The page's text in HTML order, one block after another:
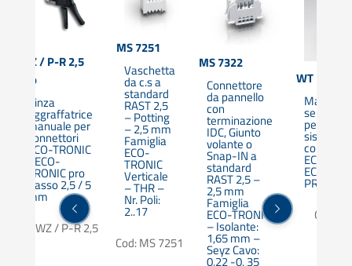
WZ / P-R 2,5
pro
Pinza
aggraffatrice
manuale per
connettori
ECO-TRONIC
/ ECO-
TRONIC pro
Passo 2,5 / 5
mm
Cod: WZ / P-R 2,5
MS 7251
Vaschetta
da c.s a
standard
RAST 2,5
– Potting
– 2,5 mm
Famiglia
ECO-
TRONIC
Verticale
– THR –
Nr. Poli:
2..17
Cod: MS 7251
MS 7322
Connettore
da pannello
con
terminazione
IDC, Giunto
volante o
Snap-IN a
standard
RAST 2,5 –
2,5 mm
Famiglia
ECO-TRONIC
– Isolante:
1,65 mm –
Seyz Cavo:
0,22 -0, 35
WT 165
Macchina
per
sistemi di
ECO-
ECO-
PRO
Cod: